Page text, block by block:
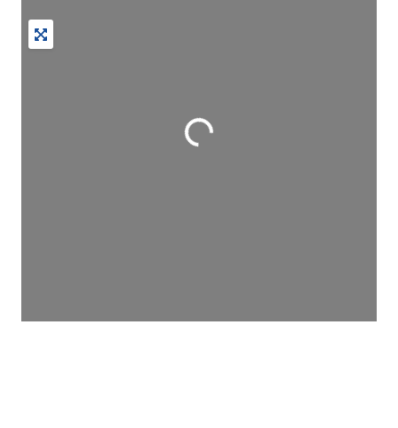
Wird geladen …